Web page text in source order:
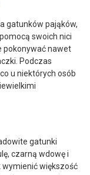
gatunków pająków,
swoich nici
pokonywać nawet
Podczas
u niektórych osób
gatunki
czarną wdowę i
wymienić większość